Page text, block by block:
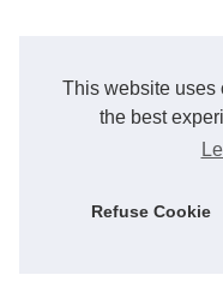
This website uses
the best
Refuse Cookie